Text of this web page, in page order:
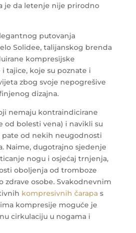
je da letenje nije prirodno
putovanja
Solidee, talijanskog brenda
kompresijske
tajice, koje su poznate i
zbog svoje nepogrešive
dizajna.
nemaju kontraindicirane
od bolesti vena) i navikli su
pate od nekih neugodnosti
Naime, dugotrajno sjedenje
nogu i osjećaj trnjenja,
oboljenja od tromboze
zdrave osobe. Svakodnevnim
kompresivnih čarapas
kompresije moguće je
cirkulaciju u nogama i